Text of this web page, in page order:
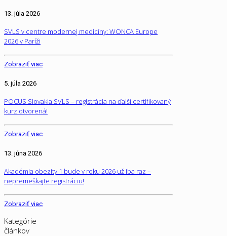
13. júla 2026
SVLS v centre modernej medicíny: WONCA Europe
2026 v Paríži
Zobraziť viac
5. júla 2026
POCUS Slovakia SVLS – registrácia na ďalší certifikovaný
kurz otvorená!
Zobraziť viac
13. júna 2026
Akadémia obezity 1 bude v roku 2026 už iba raz –
nepremeškajte registráciu!
Zobraziť viac
Kategórie
článkov